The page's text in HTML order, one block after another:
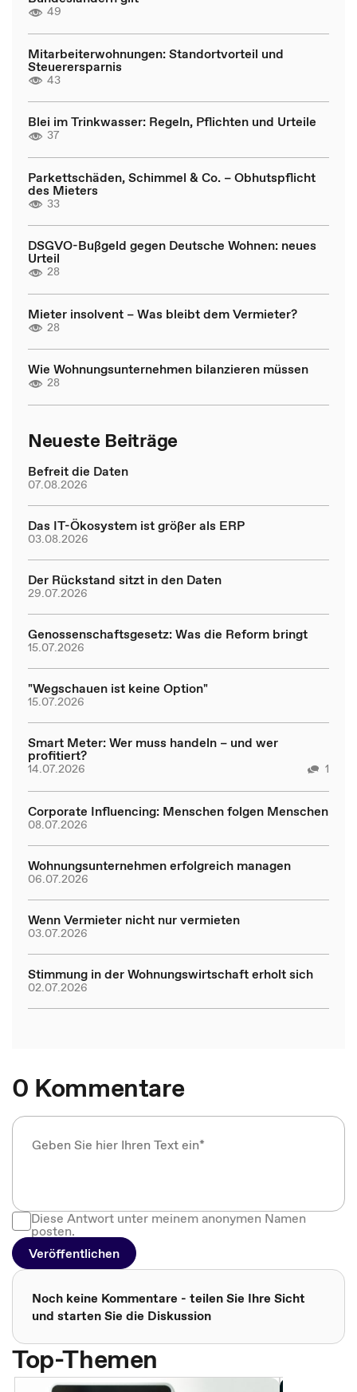
49
Mitarbeiterwohnungen: Standortvorteil und
Steuerersparnis
43
Blei im Trinkwasser: Regeln, Pflichten und Urteile
37
Parkettschäden, Schimmel & Co. – Obhutspflicht
des Mieters
33
DSGVO-Bußgeld gegen Deutsche Wohnen: neues
Urteil
28
Mieter insolvent – Was bleibt dem Vermieter?
28
Wie Wohnungsunternehmen bilanzieren müssen
28
Neueste Beiträge
Befreit die Daten
07.08.2026
Das IT-Ökosystem ist größer als ERP
03.08.2026
Der Rückstand sitzt in den Daten
29.07.2026
Genossenschaftsgesetz: Was die Reform bringt
15.07.2026
"Wegschauen ist keine Option"
15.07.2026
Smart Meter: Wer muss handeln – und wer
profitiert?
14.07.2026 1
Corporate Influencing: Menschen folgen Menschen
08.07.2026
Wohnungsunternehmen erfolgreich managen
06.07.2026
Wenn Vermieter nicht nur vermieten
03.07.2026
Stimmung in der Wohnungswirtschaft erholt sich
02.07.2026
0 Kommentare
Diese Antwort unter meinem anonymen Namen
posten.
Veröffentlichen
Noch keine Kommentare - teilen Sie Ihre Sicht
und starten Sie die Diskussion
Top-Themen